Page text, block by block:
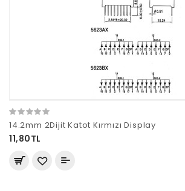
14.2mm 2Dijit Katot Kırmızı Display
11,80TL